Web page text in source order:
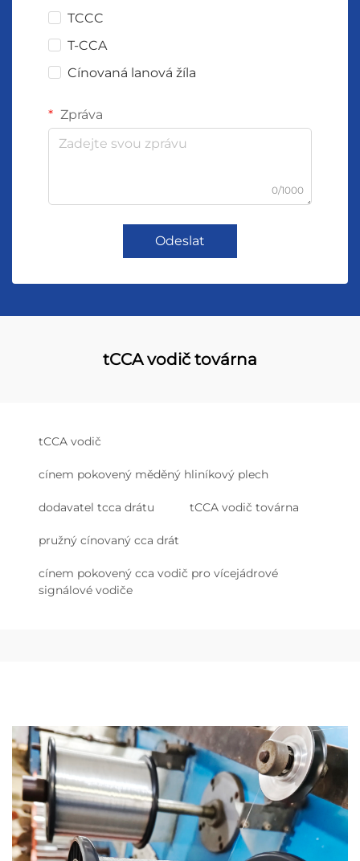
TCCC
T-CCA
Cínovaná lanová žíla
Zpráva
0/1000
Odeslat
tCCA vodič továrna
tCCA vodič
cínem pokovený měděný hliníkový plech
dodavatel tcca drátu tCCA vodič továrna
pružný cínovaný cca drát
cínem pokovený cca vodič pro vícejádrové
signálové vodiče